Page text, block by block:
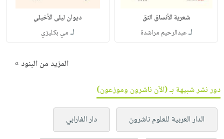
شعرية الأنساق الثق
لـعبدالرحيم مراشدة
ديوان ليلى الأخيلي
لـ مي بكليزي
المزيد من البنود »
دور نشر شبيهة بـ (الآن ناشرون وموزعون)
الدار العربية للعلوم ناشرون دار الفارابي